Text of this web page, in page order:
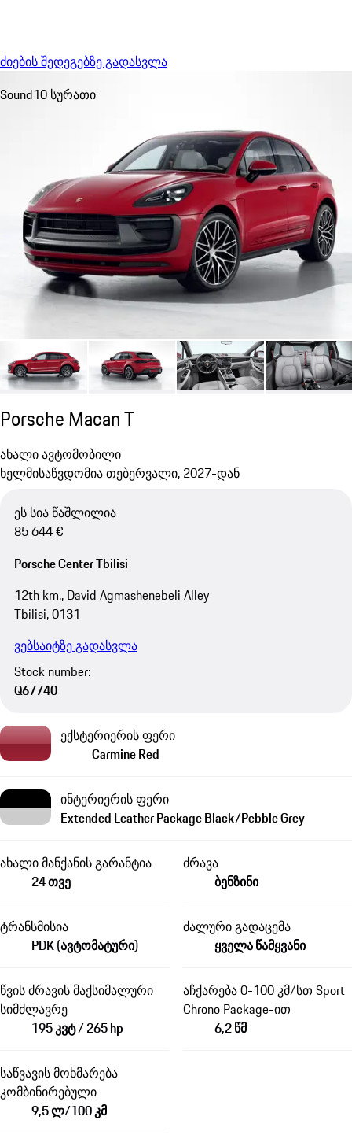
ძიების შედეგებზე გადასვლა
Sound10 სურათი
Porsche Macan T
ახალი ავტომობილი
ხელმისაწვდომია თებერვალი, 2027-დან
ეს სია წაშლილია
85 644 €
Porsche Center Tbilisi
12th km., David Agmashenebeli Alley
Tbilisi, 0131
ვებსაიტზე გადასვლა
Stock number:
Q67740
ექსტერიერის ფერი
Carmine Red
ინტერიერის ფერი
Extended Leather Package Black/Pebble Grey
ახალი მანქანის გარანტია
24 თვე
ძრავა
ბენზინი
ტრანსმისია
PDK (ავტომატური)
ძალური გადაცემა
ყველა წამყვანი
წვის ძრავის მაქსიმალური
სიმძლავრე
195 კვტ / 265 hp
აჩქარება 0-100 კმ/სთ Sport
Chrono Package-ით
6,2 წმ
საწვავის მოხმარება
კომბინირებული
9,5 ლ/100 კმ